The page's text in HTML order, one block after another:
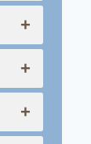
+
+
+